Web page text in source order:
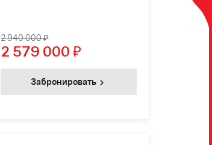
2 940 000 ₽
2 579 000 ₽
Забронировать